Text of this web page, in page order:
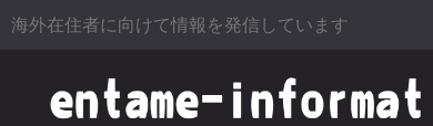
コンテンツへスキップ
海外在住者に向けて情報を発信しています